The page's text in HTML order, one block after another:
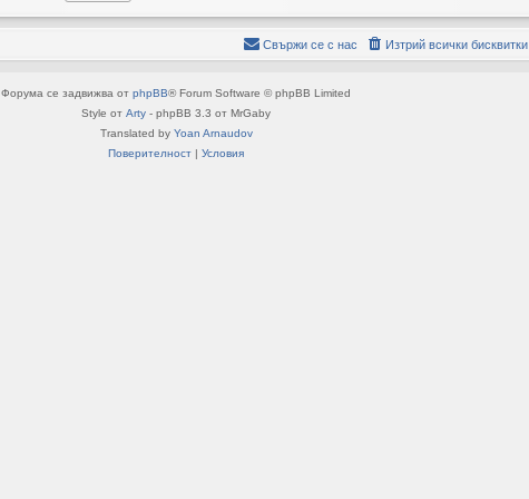
Изтрий всички бисквитки
Свържи се с нас
Форума се задвижва от phpBB® Forum Software © phpBB Limited
Style от Arty - phpBB 3.3 от MrGaby
Translated by Yoan Arnaudov
Поверителност | Условия